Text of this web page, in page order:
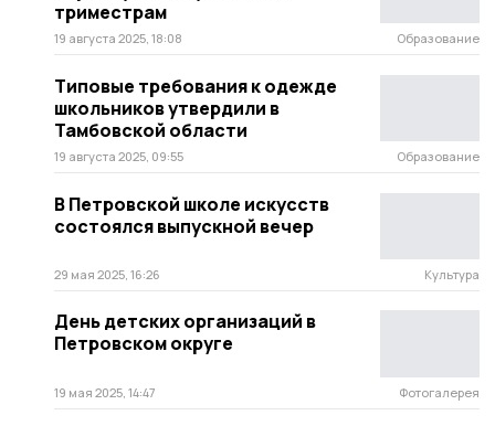
триместрам
19 августа 2025, 18:08 Образование
Типовые требования к одежде
школьников утвердили в
Тамбовской области
19 августа 2025, 09:55 Образование
В Петровской школе искусств
состоялся выпускной вечер
29 мая 2025, 16:26 Культура
День детских организаций в
Петровском округе
19 мая 2025, 14:47 Фотогалерея